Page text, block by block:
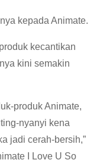
kepada Animate.
kecantikan
kini semakin
produk Animate,
nyanyi kena
jadi cerah-bersih,”
I Love U So